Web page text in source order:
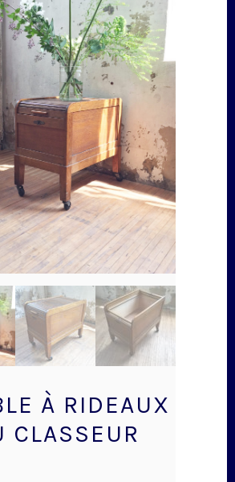
À RIDEAUX
CLASSEUR